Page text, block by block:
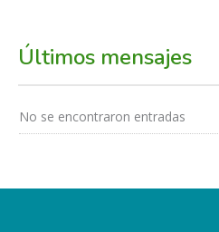
Últimos mensajes
No se encontraron entradas